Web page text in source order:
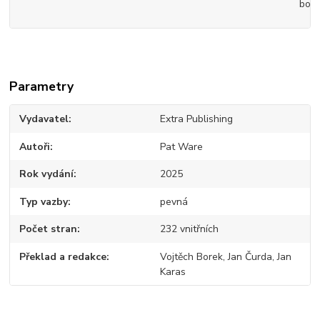
Parametry
Vydavatel Extra Publishing
Autoři Pat Ware
Rok vydání 2025
Typ vazby pevná
Počet stran 232 vnitřních
Překlad a redakce
Vojtěch Borek, Jan Čurda, Jan
Karas